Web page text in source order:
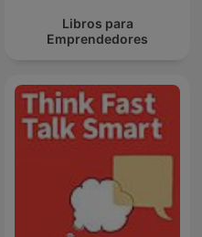
Libros para
Emprendedores